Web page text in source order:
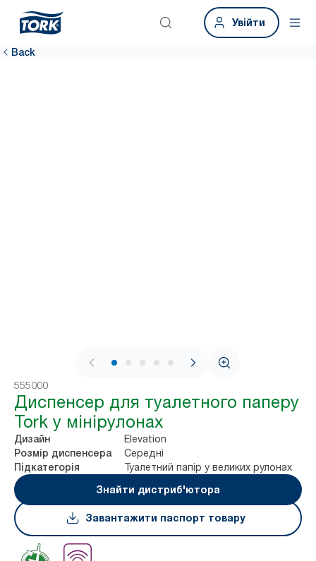
Увійти
Back
1 / 7
555000
Диспенсер для туалетного паперу
Tork у мінірулонах
Дизайн Elevation
Розмір диспенсера Середні
Підкатегорія
Туалетний папір у великих рулонах
Знайти дистриб'ютора
Завантажити паспорт товару